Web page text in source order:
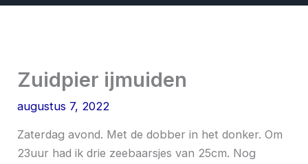
Zuidpier ijmuiden
augustus 7, 2022
Zaterdag avond. Met de dobber in het donker. Om
23uur had ik drie zeebaarsjes van 25cm. Nog